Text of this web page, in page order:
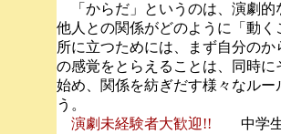
「からだ」というのは、演劇的
他人との関係がどのように「動
所に立つためには、まず自分の
の感覚をとらえることは、同時
始め、関係を紡ぎだす様々なル
う。
演劇未経験者大歓迎!!
中学